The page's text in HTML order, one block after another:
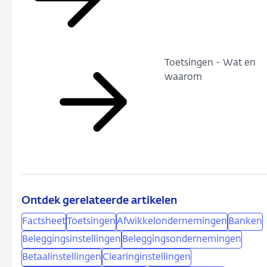
Toetsingen - Wat en
waarom
Ontdek gerelateerde artikelen
Factsheet ToetsingenAfwikkelondernemingen Banken
Beleggingsinstellingen Beleggingsondernemingen
Betaalinstellingen Clearinginstellingen